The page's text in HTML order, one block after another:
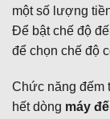
một số lượng
Để bật chế độ
để chọn chế độ
Chức năng đếm
hết dòng máy